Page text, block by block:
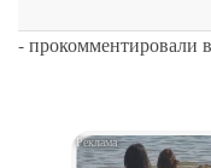
- прокомментировали